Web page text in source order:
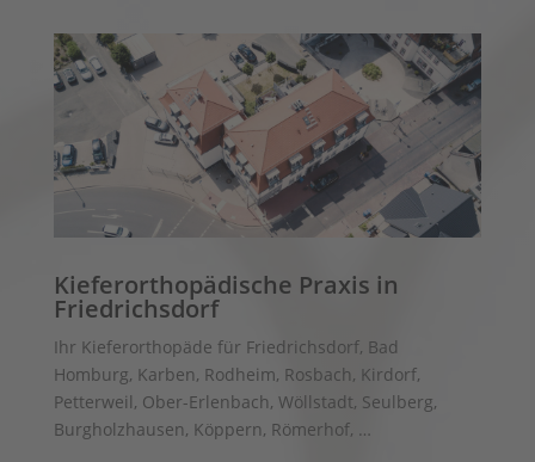
Kieferorthopädische Praxis in
Friedrichsdorf
Ihr Kieferorthopäde für Friedrichsdorf, Bad
Homburg, Karben, Rodheim, Rosbach, Kirdorf,
Petterweil, Ober-Erlenbach, Wöllstadt, Seulberg,
Burgholzhausen, Köppern, Römerhof, …